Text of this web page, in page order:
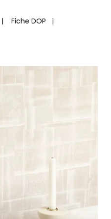
| Fiche DOP |